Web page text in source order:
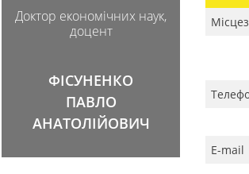
Доктор економічних наук,
доцент
ФІСУНЕНКО
ПАВЛО
АНАТОЛІЙОВИЧ
E-mail